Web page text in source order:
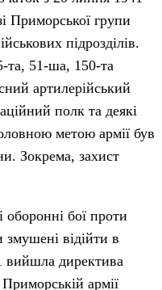
Приморської групи
підрозділів.
та, 51-ша, 150-та
артилерійський
полк та деякі
метою армії був
Зокрема, захист
оборонні бої проти
змушені відійти в
вийшла директива
армії